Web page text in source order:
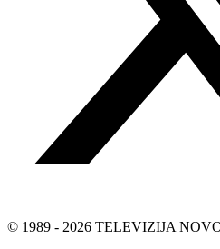
© 1989 - 2026 TELEVIZIJA